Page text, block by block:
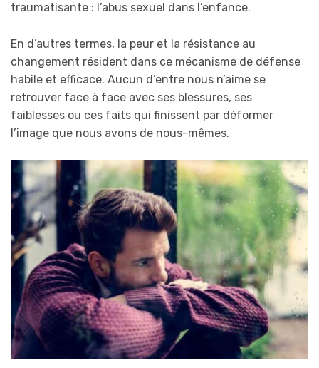
traumatisante : l’abus sexuel dans l’enfance.
En d’autres termes, la peur et la résistance au
changement résident dans ce mécanisme de défense
habile et efficace. Aucun d’entre nous n’aime se
retrouver face à face avec ses blessures, ses
faiblesses ou ces faits qui finissent par déformer
l’image que nous avons de nous-mêmes.